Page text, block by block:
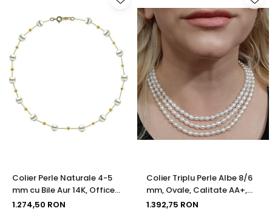
Colier Perle Naturale 4-5
mm cu Bile Aur 14K, Office
Elegant | KASKADDA®
1.274,50 RON
Colier Triplu Perle Albe 8/6
mm, Ovale, Calitate AA+,
Închizătoare Argint |
1.392,75 RON